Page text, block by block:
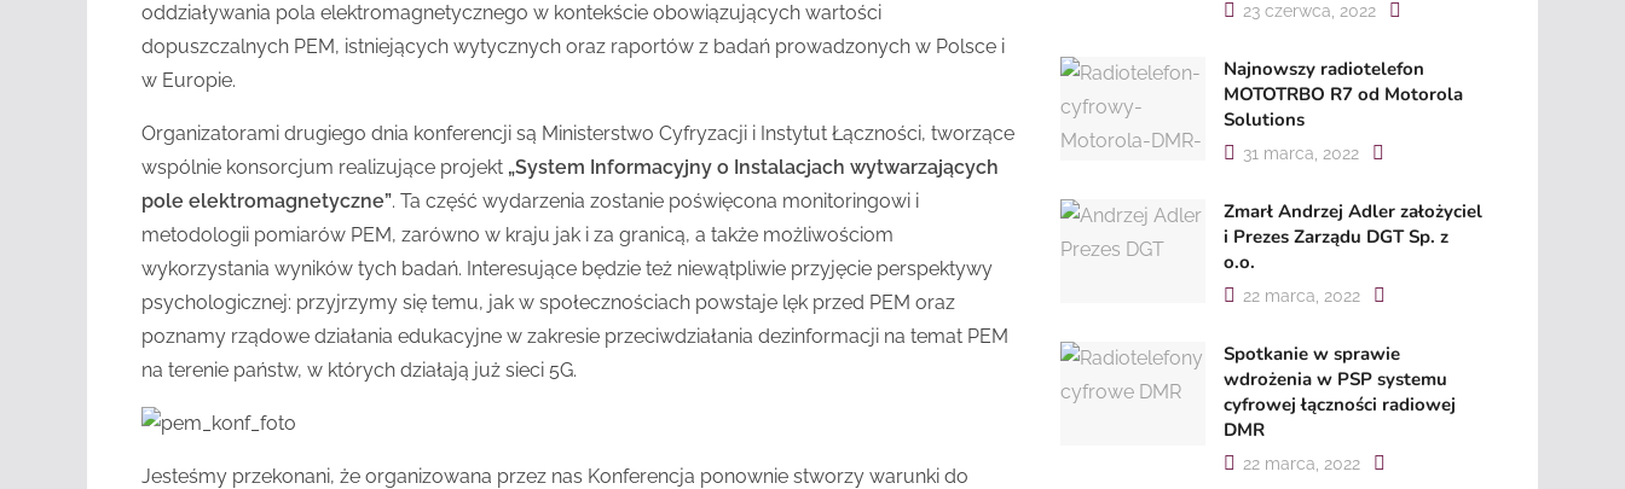
oddziaływania pola elektromagnetycznego w kontekście obowiązujących wartości
dopuszczalnych PEM, istniejących wytycznych oraz raportów z badań prowadzonych w Polsce i
w Europie.
Organizatorami drugiego dnia konferencji są Ministerstwo Cyfryzacji i Instytut Łączności, tworzące
wspólnie konsorcjum realizujące projekt „System Informacyjny o Instalacjach wytwarzających
pole elektromagnetyczne”. Ta część wydarzenia zostanie poświęcona monitoringowi i
metodologii pomiarów PEM, zarówno w kraju jak i za granicą, a także możliwościom
wykorzystania wyników tych badań. Interesujące będzie też niewątpliwie przyjęcie perspektywy
psychologicznej: przyjrzymy się temu, jak w społecznościach powstaje lęk przed PEM oraz
poznamy rządowe działania edukacyjne w zakresie przeciwdziałania dezinformacji na temat PEM
na terenie państw, w których działają już sieci 5G.
Jesteśmy przekonani, że organizowana przez nas Konferencja ponownie stworzy warunki do
23 czerwca, 2022
Najnowszy radiotelefon
MOTOTRBO R7 od Motorola
Solutions
31 marca, 2022
Zmarł Andrzej Adler założyciel
i Prezes Zarządu DGT Sp. z
o.o.
22 marca, 2022
Spotkanie w sprawie
wdrożenia w PSP systemu
cyfrowej łączności radiowej
DMR
22 marca, 2022